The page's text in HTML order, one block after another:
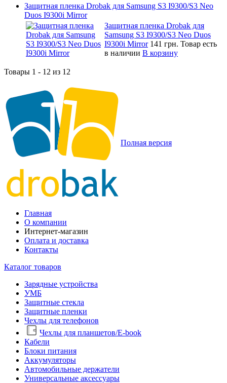
Защитная пленка Drobak для Samsung S3 I9300/S3 Neo
Duos I9300i Mirror
Защитная пленка Drobak для
Samsung S3 I9300/S3 Neo Duos
I9300i Mirror 141 грн. Товар есть
в наличии В корзину
Товары 1 - 12 из 12
Полная версия
Главная
О компании
Интернет-магазин
Оплата и доставка
Контакты
Каталог товаров
Зарядные устройства
УМБ
Защитные стекла
Защитные пленки
Чехлы для телефонов
Чехлы для планшетов/E-book
Кабели
Блоки питания
Аккумуляторы
Автомобильные держатели
Универсальные аксессуары